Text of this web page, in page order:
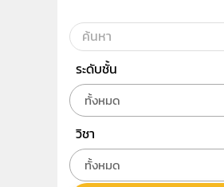
ระดับชั้น
ทั้งหมด
วิชา
ทั้งหมด